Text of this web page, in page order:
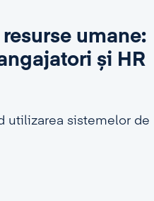
umane:
și HR
utilizarea sistemelor de